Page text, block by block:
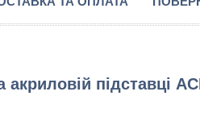
підставці